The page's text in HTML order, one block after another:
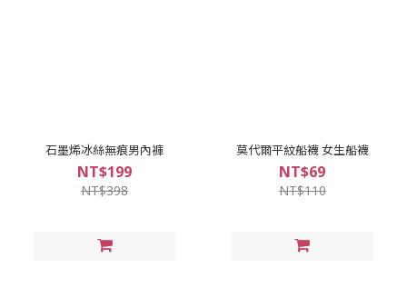
石墨烯冰絲無痕男內褲
NT$199
NT$398
莫代爾平紋船襪 女生船襪
NT$69
NT$110